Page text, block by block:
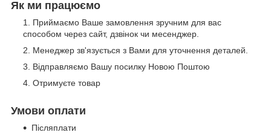
Як ми працюємо
Приймаємо Ваше замовлення зручним для вас
способом через сайт, дзвінок чи месенджер.
Менеджер зв'язується з Вами для уточнення деталей.
Відправляємо Вашу посилку Новою Поштою
Отримуєте товар
Умови оплати
Післяплати